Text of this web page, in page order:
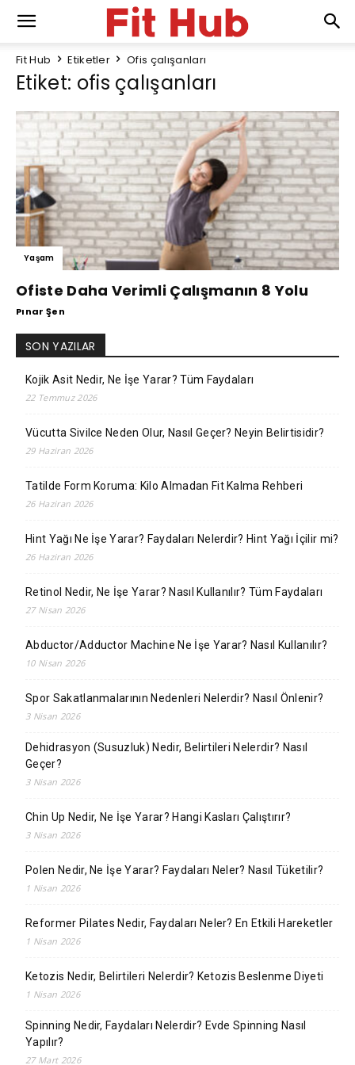
Fit Hub Etiketler Ofis çalışanları
Etiket: ofis çalışanları
Yaşam
Ofiste Daha Verimli Çalışmanın 8 Yolu
Pınar Şen
SON YAZILAR
Kojik Asit Nedir, Ne İşe Yarar? Tüm Faydaları
22 Temmuz 2026
Vücutta Sivilce Neden Olur, Nasıl Geçer? Neyin Belirtisidir?
29 Haziran 2026
Tatilde Form Koruma: Kilo Almadan Fit Kalma Rehberi
26 Haziran 2026
Hint Yağı Ne İşe Yarar? Faydaları Nelerdir? Hint Yağı İçilir mi?
26 Haziran 2026
Retinol Nedir, Ne İşe Yarar? Nasıl Kullanılır? Tüm Faydaları
27 Nisan 2026
Abductor/Adductor Machine Ne İşe Yarar? Nasıl Kullanılır?
10 Nisan 2026
Spor Sakatlanmalarının Nedenleri Nelerdir? Nasıl Önlenir?
3 Nisan 2026
Dehidrasyon (Susuzluk) Nedir, Belirtileri Nelerdir? Nasıl
Geçer?
3 Nisan 2026
Chin Up Nedir, Ne İşe Yarar? Hangi Kasları Çalıştırır?
3 Nisan 2026
Polen Nedir, Ne İşe Yarar? Faydaları Neler? Nasıl Tüketilir?
1 Nisan 2026
Reformer Pilates Nedir, Faydaları Neler? En Etkili Hareketler
1 Nisan 2026
Ketozis Nedir, Belirtileri Nelerdir? Ketozis Beslenme Diyeti
1 Nisan 2026
Spinning Nedir, Faydaları Nelerdir? Evde Spinning Nasıl
Yapılır?
27 Mart 2026